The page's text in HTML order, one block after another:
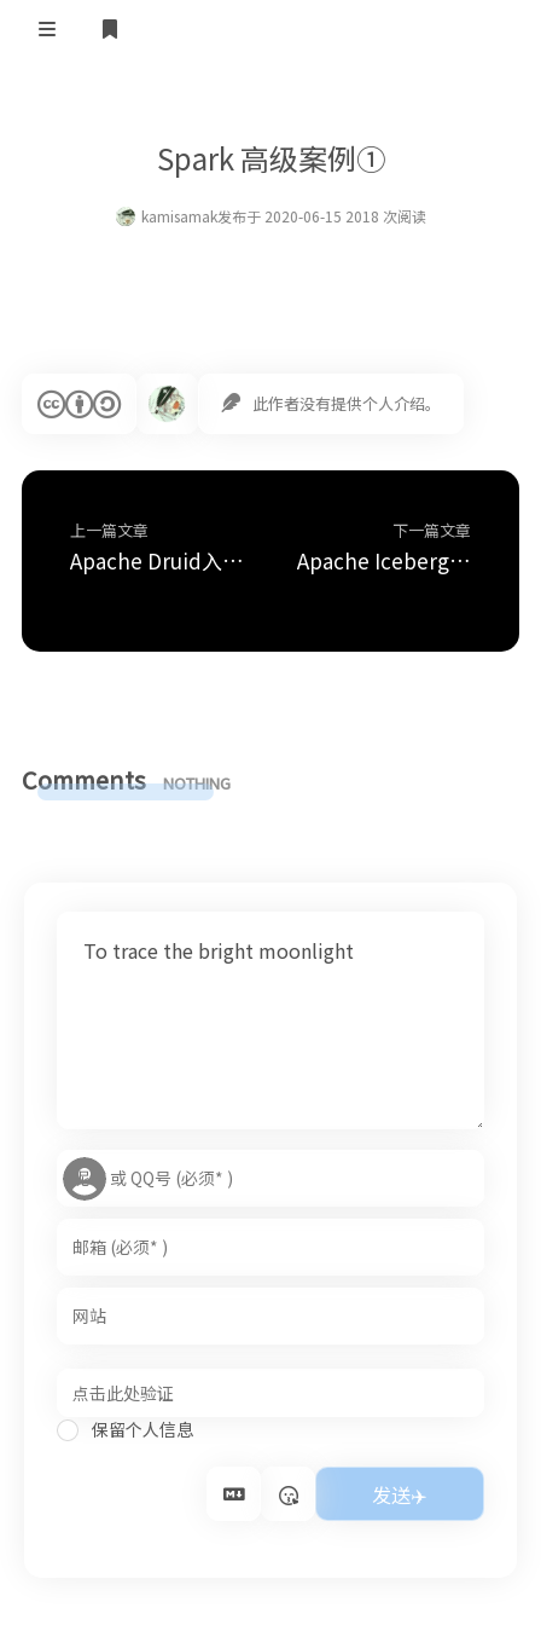
Spark 高级案例①
kamisamak发布于 2020-06-15 2018 次阅读
此作者没有提供个人介绍。
上一篇文章
Apache Druid入门&安装
下一篇文章
Apache Iceberg 快速入门
Comments NOTHING
To trace the bright moonlight
保留个人信息